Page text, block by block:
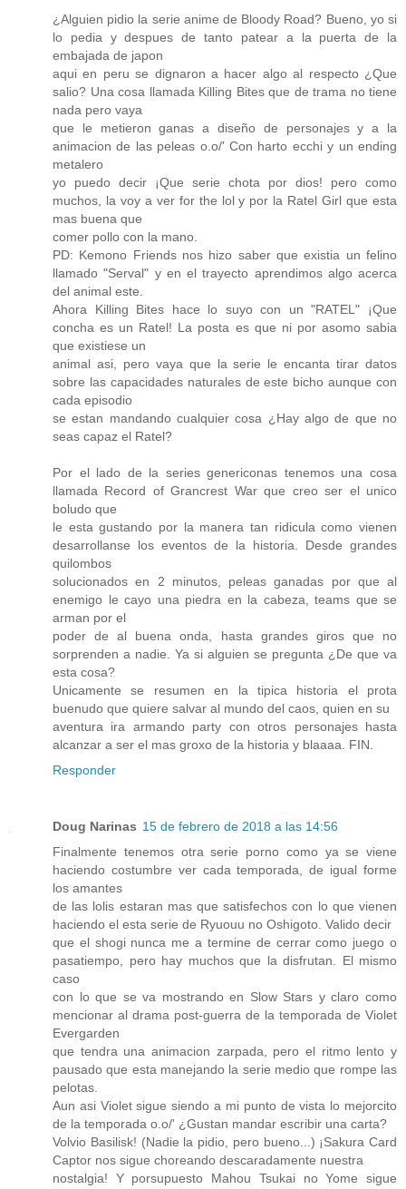
¿Alguien pidio la serie anime de Bloody Road? Bueno, yo si
lo pedia y despues de tanto patear a la puerta de la
embajada de japon
aqui en peru se dignaron a hacer algo al respecto ¿Que
salio? Una cosa llamada Killing Bites que de trama no tiene
nada pero vaya
que le metieron ganas a diseño de personajes y a la
animacion de las peleas o.o/' Con harto ecchi y un ending
metalero
yo puedo decir ¡Que serie chota por dios! pero como
muchos, la voy a ver for the lol y por la Ratel Girl que esta
mas buena que
comer pollo con la mano.
PD: Kemono Friends nos hizo saber que existia un felino
llamado "Serval" y en el trayecto aprendimos algo acerca
del animal este.
Ahora Killing Bites hace lo suyo con un "RATEL" ¡Que
concha es un Ratel! La posta es que ni por asomo sabia
que existiese un
animal asi, pero vaya que la serie le encanta tirar datos
sobre las capacidades naturales de este bicho aunque con
cada episodio
se estan mandando cualquier cosa ¿Hay algo de que no
seas capaz el Ratel?
Por el lado de la series genericonas tenemos una cosa
llamada Record of Grancrest War que creo ser el unico
boludo que
le esta gustando por la manera tan ridicula como vienen
desarrollanse los eventos de la historia. Desde grandes
quilombos
solucionados en 2 minutos, peleas ganadas por que al
enemigo le cayo una piedra en la cabeza, teams que se
arman por el
poder de al buena onda, hasta grandes giros que no
sorprenden a nadie. Ya si alguien se pregunta ¿De que va
esta cosa?
Unicamente se resumen en la tipica historia el prota
buenudo que quiere salvar al mundo del caos, quien en su
aventura ira armando party con otros personajes hasta
alcanzar a ser el mas groxo de la historia y blaaaa. FIN.
Responder
Doug Narinas 15 de febrero de 2018 a las 14:56
Finalmente tenemos otra serie porno como ya se viene
haciendo costumbre ver cada temporada, de igual forme
los amantes
de las lolis estaran mas que satisfechos con lo que vienen
haciendo el esta serie de Ryuouu no Oshigoto. Valido decir
que el shogi nunca me a termine de cerrar como juego o
pasatiempo, pero hay muchos que la disfrutan. El mismo
caso
con lo que se va mostrando en Slow Stars y claro como
mencionar al drama post-guerra de la temporada de Violet
Evergarden
que tendra una animacion zarpada, pero el ritmo lento y
pausado que esta manejando la serie medio que rompe las
pelotas.
Aun asi Violet sigue siendo a mi punto de vista lo mejorcito
de la temporada o.o/' ¿Gustan mandar escribir una carta?
Volvio Basilisk! (Nadie la pidio, pero bueno...) ¡Sakura Card
Captor nos sigue choreando descaradamente nuestra
nostalgia! Y porsupuesto Mahou Tsukai no Yome sigue